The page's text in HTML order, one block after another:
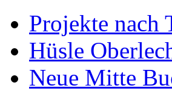
Projekte nach
Hüsle
Neue Mitte